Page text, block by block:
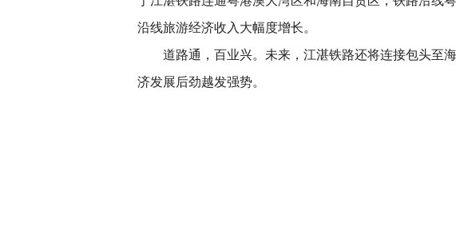
沿线旅游经济收入大幅度增长。
道路通，百业兴。未来，江湛铁路还将连接包头至
济发展后劲越发强势。